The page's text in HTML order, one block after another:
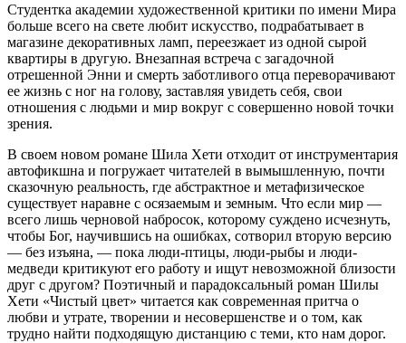
Студентка академии художественной критики по имени Мира
больше всего на свете любит искусство, подрабатывает в
магазине декоративных ламп, переезжает из одной сырой
квартиры в другую. Внезапная встреча с загадочной
отрешенной Энни и смерть заботливого отца переворачивают
ее жизнь с ног на голову, заставляя увидеть себя, свои
отношения с людьми и мир вокруг с совершенно новой точки
зрения.
В своем новом романе Шила Хети отходит от инструментария
автофикшна и погружает читателей в вымышленную, почти
сказочную реальность, где абстрактное и метафизическое
существует наравне с осязаемым и земным. Что если мир —
всего лишь черновой набросок, которому суждено исчезнуть,
чтобы Бог, научившись на ошибках, сотворил вторую версию
— без изъяна, — пока люди-птицы, люди-рыбы и люди-
медведи критикуют его работу и ищут невозможной близости
друг с другом? Поэтичный и парадоксальный роман Шилы
Хети «Чистый цвет» читается как современная притча о
любви и утрате, творении и несовершенстве и о том, как
трудно найти подходящую дистанцию с теми, кто нам дорог.